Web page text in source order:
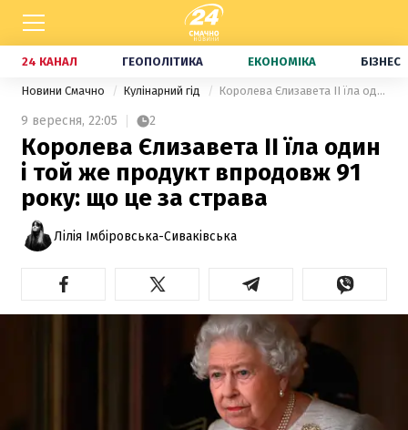
24 КАНАЛ ГЕОПОЛІТИКА ЕКОНОМІКА БІЗНЕС
Новини Смачно Кулінарний гід Королева Єлизавета II їла один і той же продукт впродовж 91 року: що це за страва
9 вересня, 22:05 2
Королева Єлизавета II їла один
і той же продукт впродовж 91
року: що це за страва
Лілія Імбіровська-Сиваківська